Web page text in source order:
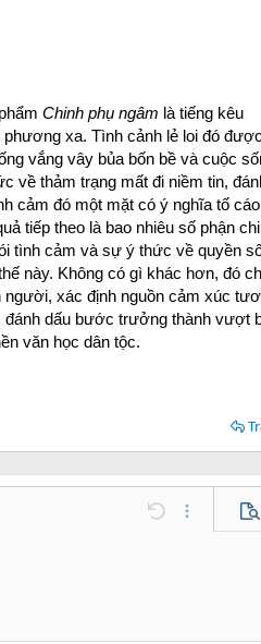
Chinh phụ ngâm là tiếng kêu
xa. Tình cảnh lẻ loi đó được
vắng vây bủa bốn bề và cuộc
về thảm trạng mất đi niềm tin,
cảm đó một mặt có ý nghĩa tố cáo
tiếp theo là bao nhiêu số phận
tình cảm và sự ý thức về quyền
này. Không có gì khác hơn, đó
người, xác định nguồn cảm xúc
đánh dấu bước trưởng thành vượt
văn học dân tộc.
Undo Thêm tùy